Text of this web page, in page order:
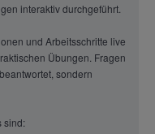
interaktiv durchgeführt.
und Arbeitsschritte live
Übungen. Fragen
sondern
sind: